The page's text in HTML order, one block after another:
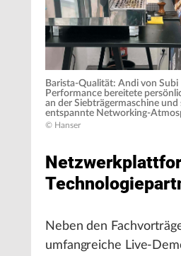
Barista-Qualität: Andi von Subi
Performance bereitete
an der Siebträgermaschine
entspannte Networking-
© Hanser
Neben den
umfangreiche Live-